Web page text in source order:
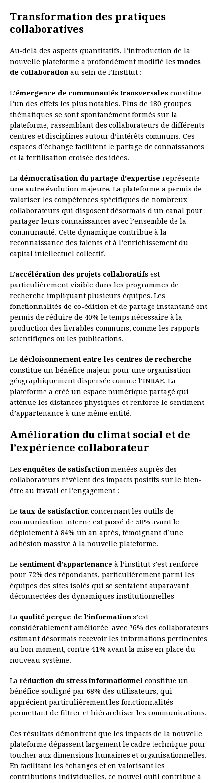
Transformation des pratiques
collaboratives
Au-delà des aspects quantitatifs, l’introduction de la
nouvelle plateforme a profondément modifié lesmodes
de collaboration au sein de l’institut :
L’émergence de communautés transversales constitue
l’un des effets les plus notables. Plus de 180 groupes
thématiques se sont spontanément formés sur la
plateforme, rassemblant des collaborateurs de différents
centres et disciplines autour d’intérêts communs. Ces
espaces d’échange facilitent le partage de connaissances
et la fertilisation croisée des idées.
La démocratisation du partage d’expertise représente
une autre évolution majeure. La plateforme a permis de
valoriser les compétences spécifiques de nombreux
collaborateurs qui disposent désormais d’un canal pour
partager leurs connaissances avec l’ensemble de la
communauté. Cette dynamique contribue à la
reconnaissance des talents et à l’enrichissement du
capital intellectuel collectif.
L’accélération des projets collaboratifs est
particulièrement visible dans les programmes de
recherche impliquant plusieurs équipes. Les
fonctionnalités de co-édition et de partage instantané ont
permis de réduire de 40% le temps nécessaire à la
production des livrables communs, comme les rapports
scientifiques ou les publications.
Le décloisonnement entre les centres de recherche
constitue un bénéfice majeur pour une organisation
géographiquement dispersée comme l’INRAE. La
plateforme a créé un espace numérique partagé qui
atténue les distances physiques et renforce le sentiment
d’appartenance à une même entité.
Amélioration du climat social et de
l’expérience collaborateur
Les enquêtes de satisfaction menées auprès des
collaborateurs révèlent des impacts positifs sur le bien-
être au travail et l’engagement :
Le taux de satisfaction concernant les outils de
communication interne est passé de 58% avant le
déploiement à 84% un an après, témoignant d’une
adhésion massive à la nouvelle plateforme.
Le sentiment d’appartenance à l’institut s’est renforcé
pour 72% des répondants, particulièrement parmi les
équipes des sites isolés qui se sentaient auparavant
déconnectées des dynamiques institutionnelles.
La qualité perçue de l’information s’est
considérablement améliorée, avec 76% des collaborateurs
estimant désormais recevoir les informations pertinentes
au bon moment, contre 41% avant la mise en place du
nouveau système.
Laréduction du stress informationnel constitue un
bénéfice souligné par 68% des utilisateurs, qui
apprécient particulièrement les fonctionnalités
permettant de filtrer et hiérarchiser les communications.
Ces résultats démontrent que les impacts de la nouvelle
plateforme dépassent largement le cadre technique pour
toucher aux dimensions humaines et organisationnelles.
En facilitant les échanges et en valorisant les
contributions individuelles, ce nouvel outil contribue à